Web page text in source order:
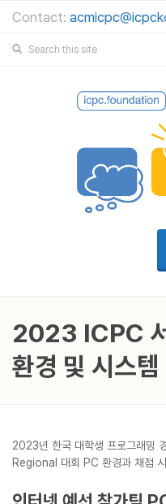
Contact:
2023 ICPC
환경 및 시스템
2023년 한국 대학생 프로그래밍
Regional 대회 PC 환경과 채점